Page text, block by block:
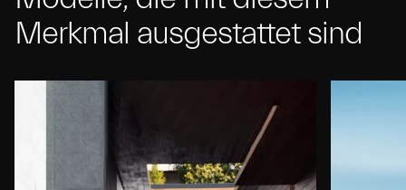
Merkmal ausgestattet sind